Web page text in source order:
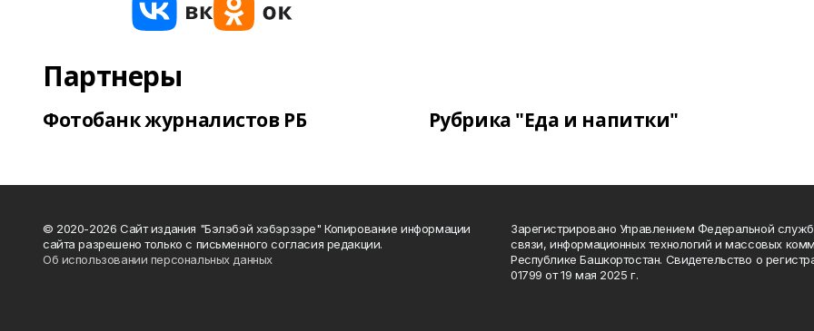
Партнеры
Фотобанк журналистов РБ Рубрика "Еда и напитки"
© 2020-2026 Сайт издания "Бэлэбэй хэбэрзэре" Копирование информации
сайта разрешено только с письменного согласия редакции.
Об использовании персональных данных
Зарегистрировано Управлением Федеральной
связи, информационных технологий и массовых
Республике Башкортостан. Свидетельство о
01799 от 19 мая 2025 г.